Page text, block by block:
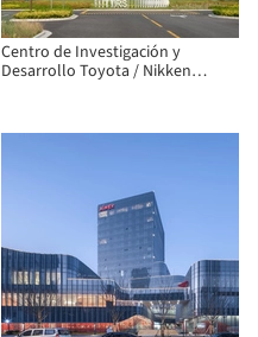
Centro de Investigación y
Desarrollo Toyota / Nikken